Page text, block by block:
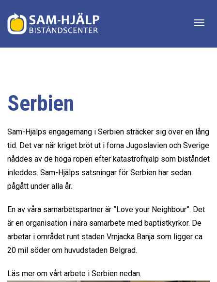
Serbien
Sam-Hjälps engagemang i Serbien sträcker sig över en lång
tid. Det var när kriget bröt ut i forna Jugoslavien och Sverige
nåddes av de höga ropen efter katastrofhjälp som biståndet
inleddes. Sam-Hjälps satsningar för Serbien har sedan
pågått under alla år.
En av våra samarbetspartner är ”Love your Neighbour”. Det
är en organisation i nära samarbete med baptistkyrkor. De
arbetar i området runt staden Vrnjacka Banja som ligger ca
20 mil söder om huvudstaden Belgrad.
Läs mer om vårt arbete i Serbien nedan.